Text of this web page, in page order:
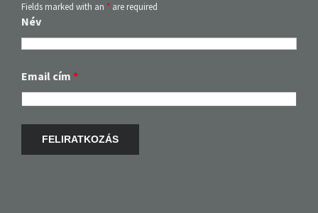
Fields marked with an * are required
Név
Email cím *